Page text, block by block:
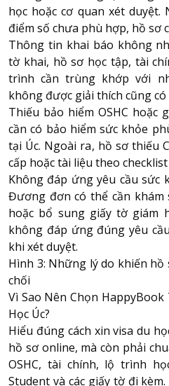
học hoặc cơ quan xét
điểm số chưa phù hợp, hồ sơ
Thông tin khai báo không
tờ khai, hồ sơ học tập, tài
trình cần trùng khớp với
không được giải thích cũng
Thiếu bảo hiểm OSHC hoặc
cần có bảo hiểm sức khỏe
tại Úc. Ngoài ra, hồ sơ thiếu
cấp hoặc tài liệu theo
Không đáp ứng yêu cầu sức
Đương đơn có thể cần khám
hoặc bổ sung giấy tờ giám
không đáp ứng đúng yêu
khi xét duyệt.
Hình 3: Những lý do khiến
chối
Vì Sao Nên Chọn
Học Úc?
Hiểu đúng cách xin visa du
hồ sơ online, mà còn phải
OSHC, tài chính, lộ trình
Student và các giấy tờ đi